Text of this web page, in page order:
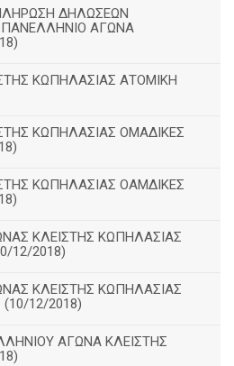
ΔΗΛΩΣΕΩΝ
ΑΓΩΝΑ
ΚΩΠΗΛΑΣΙΑΣ ΑΤΟΜΙΚΗ
ΚΩΠΗΛΑΣΙΑΣ ΟΜΑΔΙΚΕΣ
ΚΩΠΗΛΑΣΙΑΣ ΟΑΜΔΙΚΕΣ
ΚΛΕΙΣΤΗΣ ΚΩΠΗΛΑΣΙΑΣ
12/2018)
ΚΛΕΙΣΤΗΣ ΚΩΠΗΛΑΣΙΑΣ
12/2018)
ΑΓΩΝΑ ΚΛΕΙΣΤΗΣ